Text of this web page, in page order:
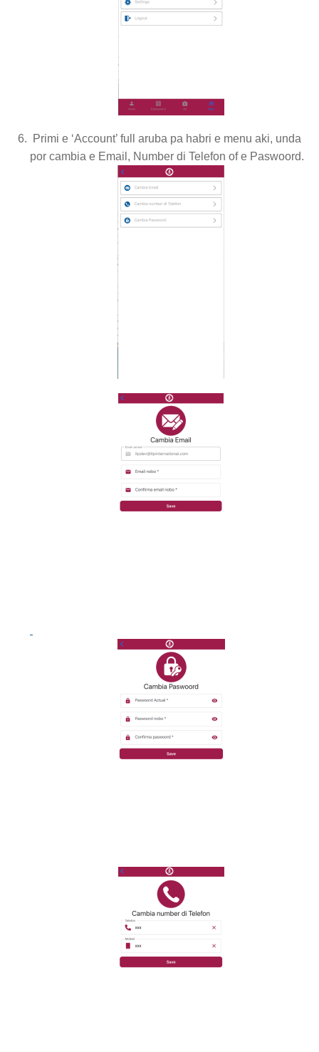
Primi e ‘Account’ full aruba pa habri e menu aki, unda
por cambia e Email, Number di Telefon of e Paswoord.